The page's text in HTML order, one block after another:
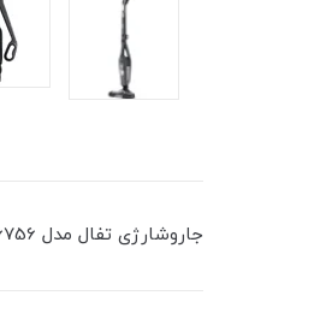
جاروشارژی تفال مدل TY 6756 با باتری لیتیوم برای استفاده 24 دقیقه ای و دارای 2 سرعت که به طور کامل در 5 ساعت شارژ می شود